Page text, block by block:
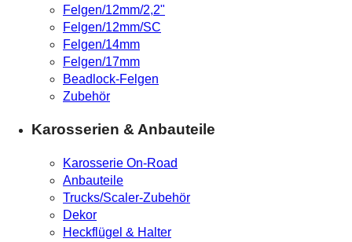
Felgen/12mm/2,2"
Felgen/12mm/SC
Felgen/14mm
Felgen/17mm
Beadlock-Felgen
Zubehör
Karosserien & Anbauteile
Karosserie On-Road
Anbauteile
Trucks/Scaler-Zubehör
Dekor
Heckflügel & Halter